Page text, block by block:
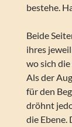
bestehe.
Beide
ihres
wo sich
Als der
für den
dröhnt
die Ebene.